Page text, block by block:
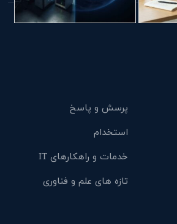
پرسش و پاسخ
استخدام
خدمات و راهکارهای IT
تازه های علم و فناوری